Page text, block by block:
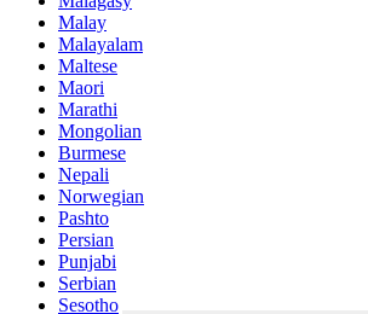
Malay
Malayalam
Maltese
Maori
Marathi
Mongolian
Burmese
Nepali
Norwegian
Pashto
Persian
Punjabi
Serbian
Sesotho